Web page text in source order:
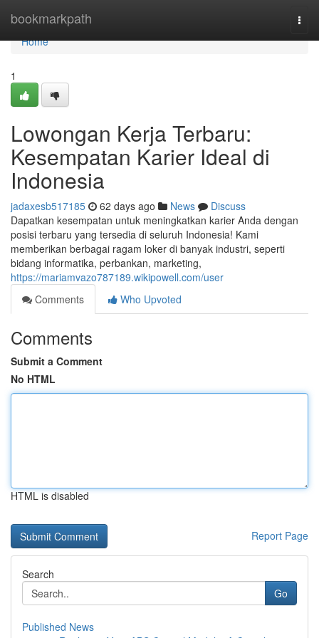
bookmarkpath
Home
Home
1
Lowongan Kerja Terbaru:
Kesempatan Karier Ideal di
Indonesia
jadaxesb517185 62 days ago News
Discuss
Dapatkan kesempatan untuk meningkatkan karier Anda dengan
posisi terbaru yang tersedia di seluruh Indonesia! Kami
memberikan berbagai ragam loker di banyak industri, seperti
bidang informatika, perbankan, marketing,
https://mariamvazo787189.wikipowell.com/user
Comments
Who Upvoted
Comments
Submit a Comment
No HTML
HTML is disabled
Report Page
Search
Go
Published News